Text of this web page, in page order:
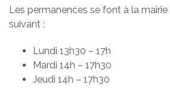
Les permanences se font à la
suivant :
Lundi 13h30 – 17h
Mardi 14h – 17h30
Jeudi 14h – 17h30